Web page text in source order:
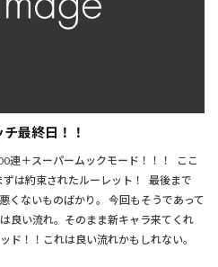
最終日！！
連＋スーパームックモード！！！ ここ
は約束されたルーレット！ 最後まで
くないものばかり。 今回もそうであって
良い流れ。そのまま新キャラ来てくれ
！！これは良い流れかもしれない。